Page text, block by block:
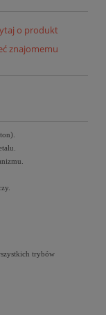
o produkt
znajomemu
trybów